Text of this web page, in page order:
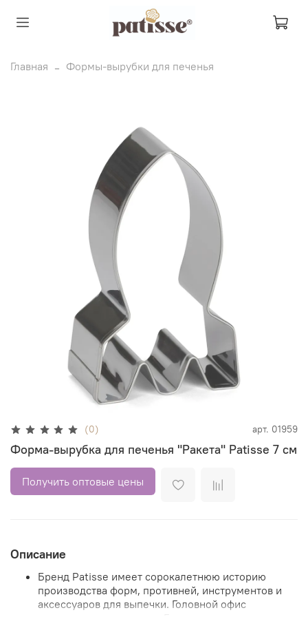
Главная Формы-вырубки для печенья
(0) арт. 01959
Форма-вырубка для печенья "Ракета" Patisse 7 см
Получить оптовые цены
Описание
Бренд Patisse имеет сорокалетнюю историю
производства форм, противней, инструментов и
аксессуаров для выпечки. Головной офис